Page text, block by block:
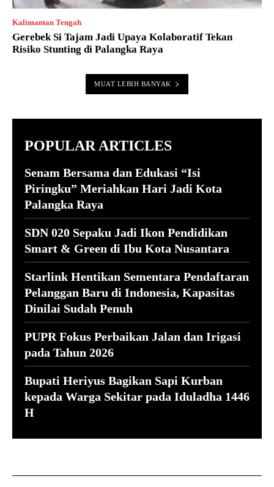
Kalimantan Tengah
Gerebek Si Tajam Jadi Upaya Kolaboratif Tekan
Risiko Stunting di Palangka Raya
MUAT LEBIH BANYAK
POPULAR ARTICLES
Senam Bersama dan Edukasi “Isi
Piringku” Meriahkan Hari Jadi Kota
Palangka Raya
SDN 020 Sepaku Jadi Ikon Pendidikan
Smart & Green di Ibu Kota Nusantara
Starlink Hentikan Sementara Pendaftaran
Pelanggan Baru di Indonesia, Kapasitas
Dinilai Sudah Penuh
PUPR Fokus Perbaikan Jalan dan Irigasi
pada Tahun 2026
Bupati Heriyus Bagikan Sapi Kurban
kepada Warga Sekitar pada Iduladha 1446
H